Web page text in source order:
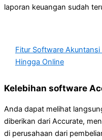
laporan keuangan sudah
Fitur Software
Hingga Online
Kelebihan software
Anda dapat melihat
diberikan dari Accurate,
di perusahaan dari